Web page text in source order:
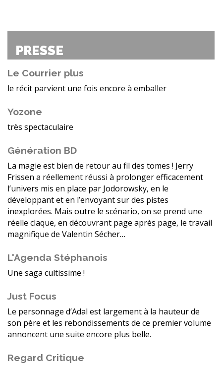
PRESSE
Le Courrier plus
le récit parvient une fois encore à emballer
Yozone
très spectaculaire
Génération BD
La magie est bien de retour au fil des tomes ! Jerry
Frissen a réellement réussi à prolonger efficacement
l’univers mis en place par Jodorowsky, en le
développant et en l’envoyant sur des pistes
inexplorées. Mais outre le scénario, on se prend une
réelle claque, en découvrant page après page, le travail
magnifique de Valentin Sécher…
L'Agenda Stéphanois
Une saga cultissime !
Just Focus
Le personnage d’Adal est largement à la hauteur de
son père et les rebondissements de ce premier volume
annoncent une suite encore plus belle.
Regard Critique